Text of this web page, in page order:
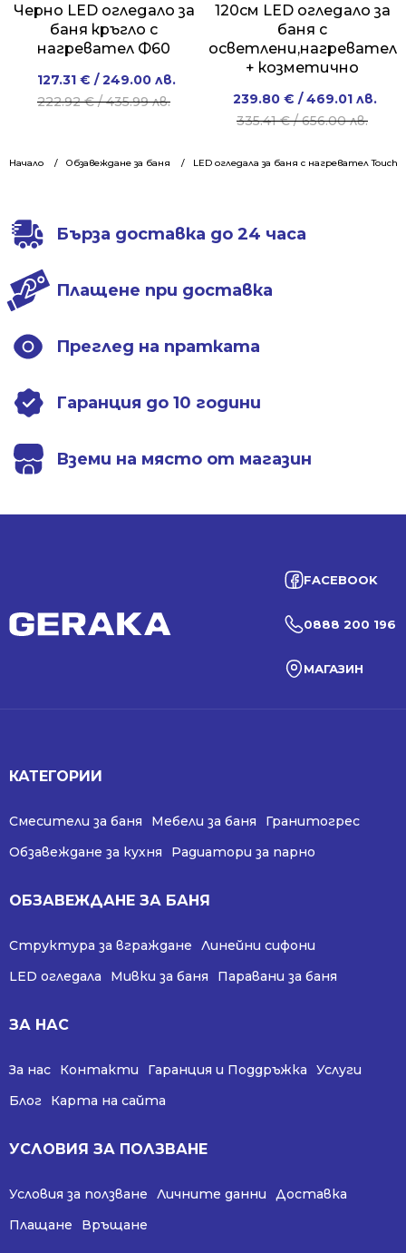
Начало Обзавеждане за баня LED огледала за баня с нагревател Touch
Черно LED огледало за
баня кръгло с
нагревател Ф60
222.92€/ 435.99 лв.
Original
price
/
127.31 € / 249.00 лв.
Current
price
/
120см LED огледало за
баня с
осветлени,нагревател
+ козметично
335.41€/ 656.00 лв.
Original
price
335.41 €
239.80 € / 469.01 лв.
Current
price
239.80 €
Бърза доставка до 24 часа
Плащене при доставка
Преглед на пратката
Гаранция до 10 години
Вземи на място от магазин
FACEBOOK
0888 200 196
МАГАЗИН
КАТЕГОРИИ
Смесители за баня Мебели за баня
Гранитогрес
Обзавеждане за кухня
Радиатори за парно
ОБЗАВЕЖДАНЕ ЗА БАНЯ
Структура за вграждане
Линейни сифони
LED огледала
Мивки за баня Паравани за баня
ЗА НАС
За нас Контакти Гаранция и Поддръжка
Услуги
Блог
Карта на сайта
УСЛОВИЯ ЗА ПОЛЗВАНЕ
Условия за ползване Личните данни
Доставка
Плащане
Връщане